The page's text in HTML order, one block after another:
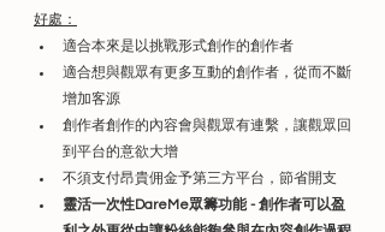
好處：
適合本來是以挑戰形式創作的創作者
適合想與觀眾有更多互動的創作者，從而不斷
增加客源
創作者創作的內容會與觀眾有連繫，讓觀眾回
到平台的意欲大增
不須支付昂貴佣金予第三方平台，節省開支
靈活一次性DareMe眾籌功能 - 創作者可以盈